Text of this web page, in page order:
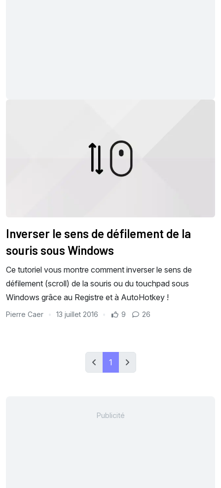
Inverser le sens de défilement de la
souris sous Windows
Ce tutoriel vous montre comment inverser le sens de
défilement (scroll) de la souris ou du touchpad sous
Windows grâce au Registre et à AutoHotkey !
Pierre Caer 13 juillet 2016 9 26
1